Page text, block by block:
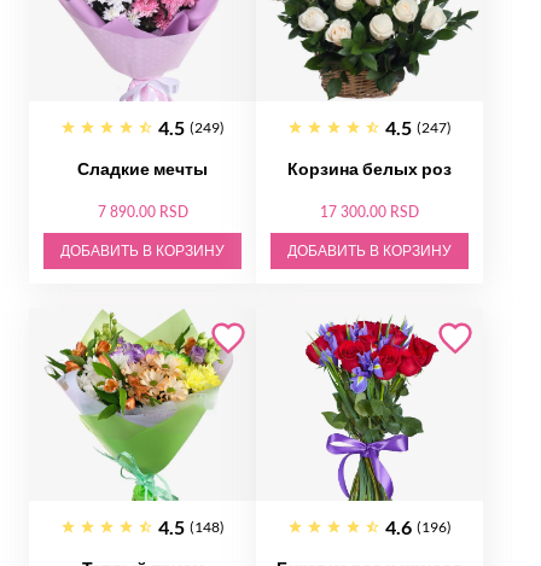
4.5 (249)
Сладкие мечты
7 890.00 RSD
ДОБАВИТЬ В КОРЗИНУ
4.5 (247)
Корзина белых роз
17 300.00 RSD
ДОБАВИТЬ В КОРЗИНУ
4.5 (148) 4.6 (196)